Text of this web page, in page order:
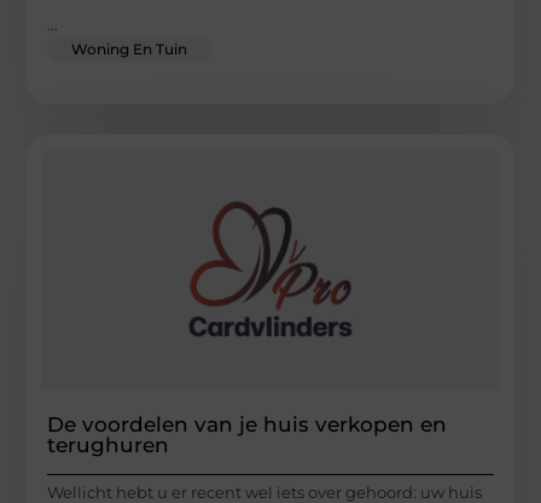
Woning En Tuin
De voordelen van je huis verkopen en
terughuren
Wellicht hebt u er recent wel iets over gehoord: uw huis